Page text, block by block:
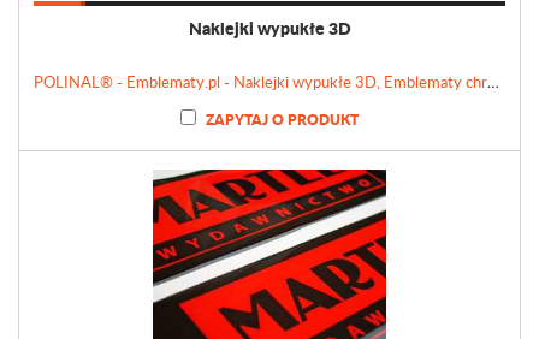
Naklejki wypukłe 3D
POLINAL® - Emblematy.pl - Naklejki wypukłe 3D, Emblematy chromowane, Tabliczki, Etykiety
ZAPYTAJ O PRODUKT